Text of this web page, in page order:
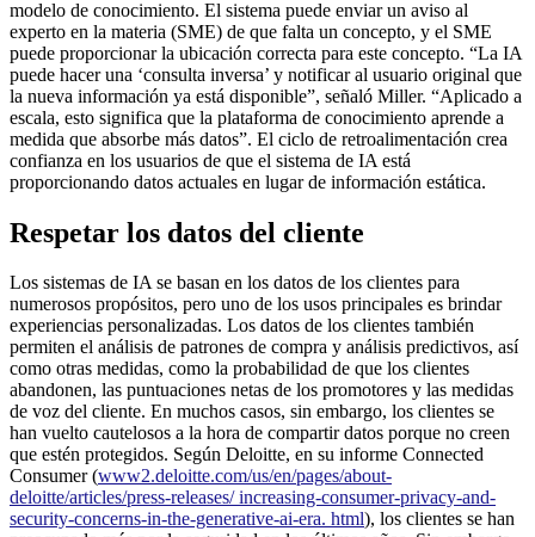
modelo de conocimiento. El sistema puede enviar un aviso al
experto en la materia (SME) de que falta un concepto, y el SME
puede proporcionar la ubicación correcta para este concepto. “La IA
puede hacer una ‘consulta inversa’ y notificar al usuario original que
la nueva información ya está disponible”, señaló Miller. “Aplicado a
escala, esto significa que la plataforma de conocimiento aprende a
medida que absorbe más datos”. El ciclo de retroalimentación crea
confianza en los usuarios de que el sistema de IA está
proporcionando datos actuales en lugar de información estática.
Respetar los datos del cliente
Los sistemas de IA se basan en los datos de los clientes para
numerosos propósitos, pero uno de los usos principales es brindar
experiencias personalizadas. Los datos de los clientes también
permiten el análisis de patrones de compra y análisis predictivos, así
como otras medidas, como la probabilidad de que los clientes
abandonen, las puntuaciones netas de los promotores y las medidas
de voz del cliente. En muchos casos, sin embargo, los clientes se
han vuelto cautelosos a la hora de compartir datos porque no creen
que estén protegidos. Según Deloitte, en su informe Connected
Consumer (www2.deloitte.com/us/en/pages/about-
deloitte/articles/press-releases/ increasing-consumer-privacy-and-
security-concerns-in-the-generative-ai-era. html), los clientes se han